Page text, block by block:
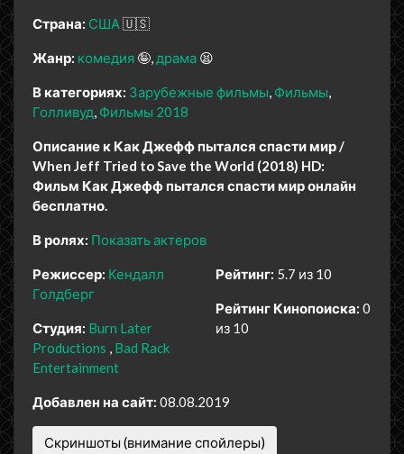
Страна: США🇺🇸
Жанр: комедия 🤪 драма 😫
В категориях: Зарубежные фильмы Фильмы
Голливуд Фильмы 2018
Описание к Как Джефф пытался спасти мир /
When Jeff Tried to Save the World (2018) HD:
Фильм Как Джефф пытался спасти мир онлайн
бесплатно.
В ролях: Показать актеров
Режиссер: Кендалл
Голдберг
Студия: Burn Later
Productions
Bad Rack
Entertainment
Рейтинг: 5.7 из 10
Рейтинг Кинопоиска: 0
из 10
Добавлен на сайт: 08.08.2019
Скриншоты (внимание спойлеры)